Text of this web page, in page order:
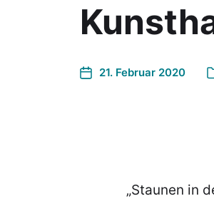
21. Februar 2020
„Staunen in der